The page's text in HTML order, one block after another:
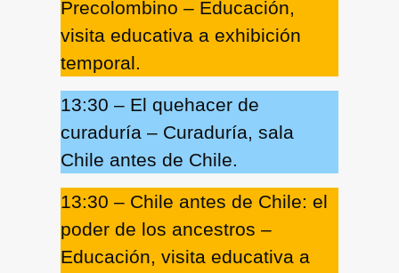
Precolombino – Educación,
visita educativa a exhibición
temporal.
13:30 – El quehacer de
curaduría – Curaduría, sala
Chile antes de Chile.
13:30 – Chile antes de Chile: el
poder de los ancestros –
Educación, visita educativa a